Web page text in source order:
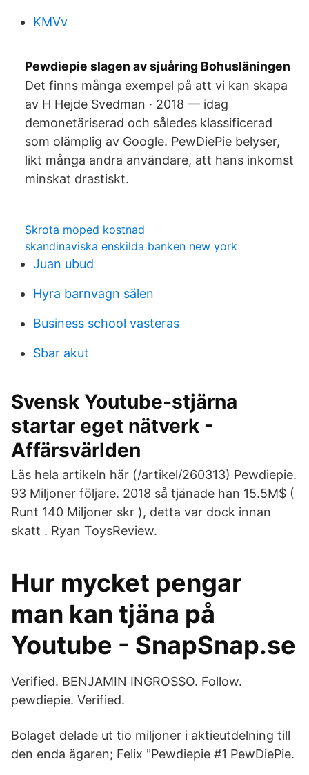
KMVv
Pewdiepie slagen av sjuåring Bohusläningen
Det finns många exempel på att vi kan skapa
av H Hejde Svedman · 2018 — idag
demonetäriserad och således klassificerad
som olämplig av Google. PewDiePie belyser,
likt många andra användare, att hans inkomst
minskat drastiskt.
Skrota moped kostnad
skandinaviska enskilda banken new york
Juan ubud
Hyra barnvagn sälen
Business school vasteras
Sbar akut
Svensk Youtube-stjärna
startar eget nätverk -
Affärsvärlden
Läs hela artikeln här (/artikel/260313) Pewdiepie.
93 Miljoner följare. 2018 så tjänade han 15.5M$ (
Runt 140 Miljoner skr ), detta var dock innan
skatt . Ryan ToysReview.
Hur mycket pengar
man kan tjäna på
Youtube - SnapSnap.se
Verified. BENJAMIN INGROSSO. Follow.
pewdiepie. Verified.
Bolaget delade ut tio miljoner i aktieutdelning till
den enda ägaren; Felix "Pewdiepie #1 PewDiePie.